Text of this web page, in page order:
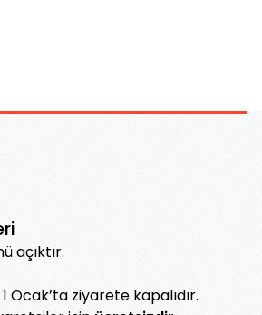
açıktır.
Ocak’ta ziyarete kapalıdır.